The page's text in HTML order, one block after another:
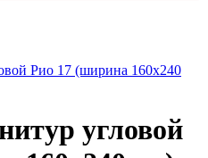
Рио 17 (ширина 160х240
угловой